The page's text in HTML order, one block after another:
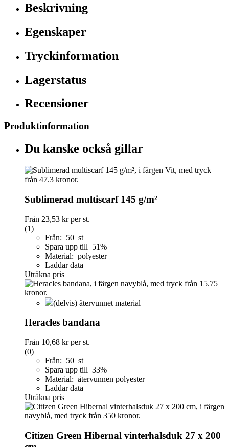
Beskrivning
Egenskaper
Tryckinformation
Lagerstatus
Recensioner
Produktinformation
Du kanske också gillar
Sublimerad multiscarf 145 g/m²
Från 23,53 krper st.
(1)
Från: 50 st
Spara upp till 51%
Material: polyester
Laddar data
Uträkna pris
(delvis) återvunnet material
Heracles bandana
Från 10,68 krper st.
(0)
Från: 50 st
Spara upp till 33%
Material: återvunnen polyester
Laddar data
Uträkna pris
Citizen Green Hibernal vinterhalsduk 27 x 200